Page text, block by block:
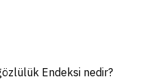
Endeksi nedir?